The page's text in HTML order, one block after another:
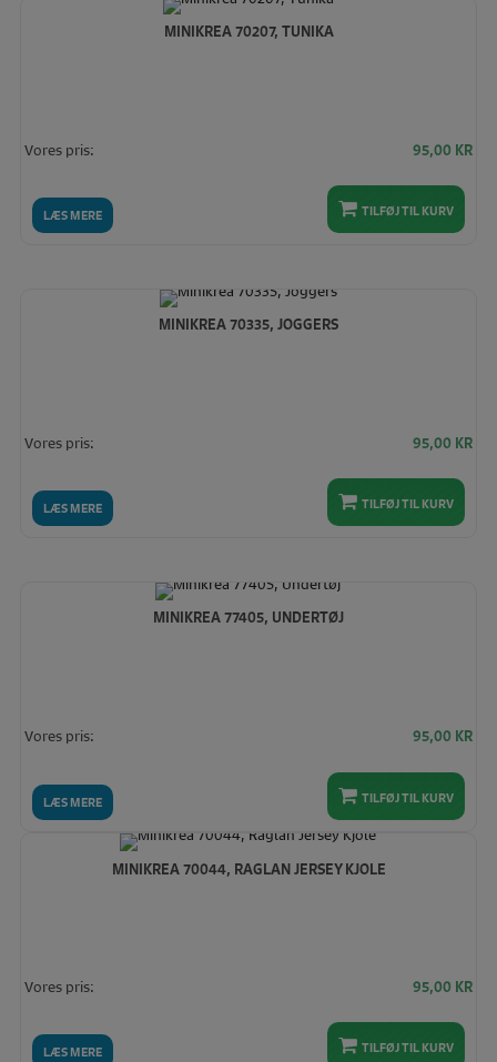
MINIKREA 70207, TUNIKA
LÆS MERE
Vores pris: 95,00 KR
TILFØJ TIL KURV
MINIKREA 70335, JOGGERS
LÆS MERE
Vores pris: 95,00 KR
TILFØJ TIL KURV
MINIKREA 77405, UNDERTØJ
LÆS MERE
Vores pris: 95,00 KR
TILFØJ TIL KURV
MINIKREA 70044, RAGLAN JERSEY KJOLE
LÆS MERE
Vores pris: 95,00 KR
TILFØJ TIL KURV